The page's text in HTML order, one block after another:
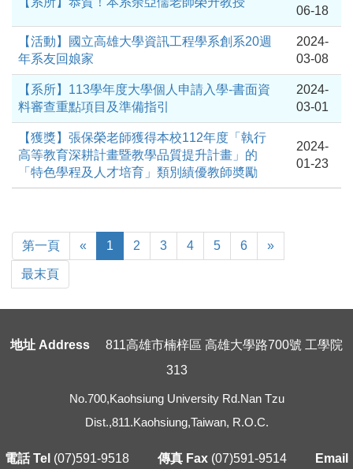
06-18
【活動】國立高雄大學資訊工程學系創系20週
年系友回娘家
2024-
03-08
【系所】113學年度大學個人申請入學-書面資
料審查重點項目及準備指引
2024-
03-01
【獲獎】張保榮老師獲得本校112年度「執行
高等教育深耕計畫暨教學品質提升計畫」的
「特色學程及人才培育」類別績優教師奬勵
2024-
01-23
第一頁First
Page
« Previous
1 2 3 4 5 6 »Next
最末頁Last
Page
地址 Address 811高雄市楠梓區 高雄大學路700號 工學院
313
No.700,Kaohsiung University Rd.Nan Tzu
Dist.,811.Kaohsiung,Taiwan, R.O.C.
電話 Tel (07)591-9518 傳真 Fax (07)591-9514 Email